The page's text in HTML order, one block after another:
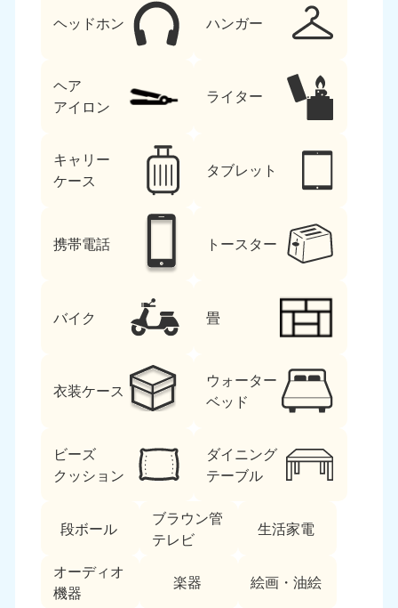
ヘッドホン ハンガー
ヘア
アイロン
ライター
キャリー
ケース
タブレット
携帯電話 トースター
バイク 畳
衣装ケース
ウォーター
ベッド
ビーズ
クッション
ダイニング
テーブル
段ボール
ブラウン管
テレビ
生活家電
オーディオ
機器
楽器 絵画・油絵